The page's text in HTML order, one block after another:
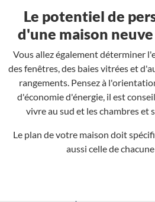
Le potentiel de
d'une maison
Vous allez également déterminer
des fenêtres, des baies vitrées et
rangements. Pensez à
d'économie d'énergie, il est
vivre au sud et les chambres et
Le plan de votre maison doit
aussi celle de